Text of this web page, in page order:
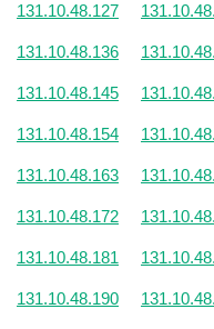
131.10.48.127
131.10.48.136
131.10.48.145
131.10.48.154
131.10.48.163
131.10.48.172
131.10.48.181
131.10.48.190